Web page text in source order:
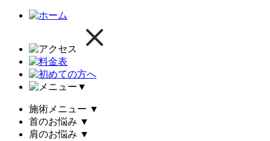
▼
施術メニュー ▼
首のお悩み ▼
肩のお悩み ▼